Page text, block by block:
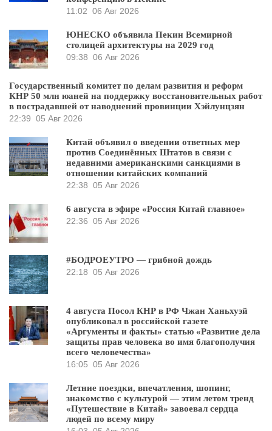
11:02 06 Авг 2026
ЮНЕСКО объявила Пекин Всемирной
столицей архитектуры на 2029 год
09:38 06 Авг 2026
Государственный комитет по делам развития и реформ
КНР 50 млн юаней на поддержку восстановительных работ
в пострадавшей от наводнений провинции Хэйлунцзян
22:39 05 Авг 2026
Китай объявил о введении ответных мер
против Соединённых Штатов в связи с
недавними американскими санкциями в
отношении китайских компаний
22:38 05 Авг 2026
6 августа в эфире «Россия Китай главное»
22:36 05 Авг 2026
#БОДРОЕУТРО — грибной дождь
22:18 05 Авг 2026
4 августа Посол КНР в РФ Чжан Ханьхуэй
опубликовал в российской газете
«Аргументы и факты» статью «Развитие дела
защиты прав человека во имя благополучия
всего человечества»
16:05 05 Авг 2026
Летние поездки, впечатления, шопинг,
знакомство с культурой — этим летом тренд
«Путешествие в Китай» завоевал сердца
людей по всему миру